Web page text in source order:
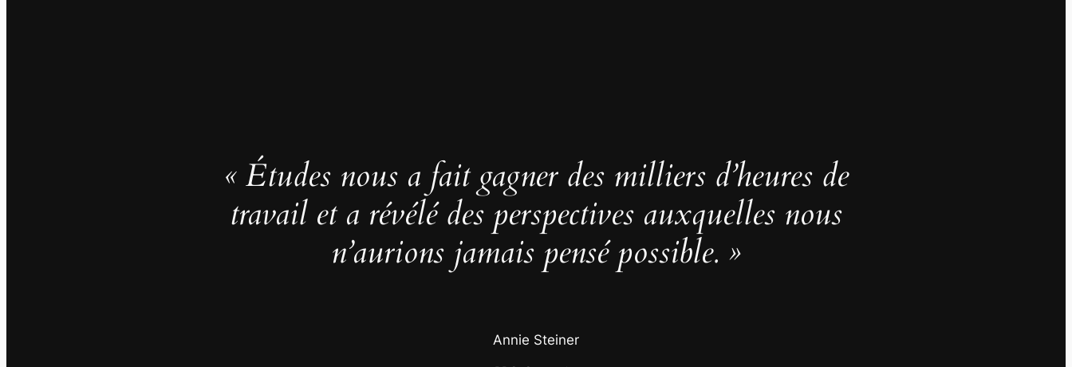
« Études nous a fait gagner des milliers d’heures de
travail et a révélé des perspectives auxquelles nous
n’aurions jamais pensé possible. »
Annie Steiner